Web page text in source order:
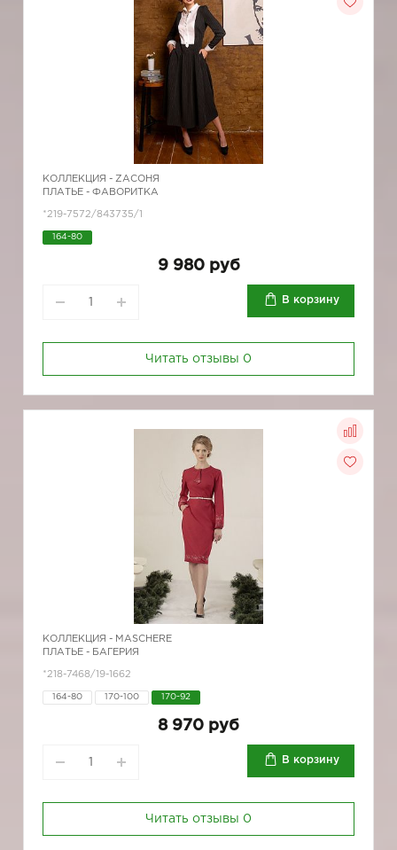
КОЛЛЕКЦИЯ - ZAСОНЯ
ПЛАТЬЕ - ФАВОРИТКА
*219-7572/843735/1
164-80
9 980 руб
В корзину
Читать отзывы 0
КОЛЛЕКЦИЯ - MASCHERE
ПЛАТЬЕ - БАГЕРИЯ
*218-7468/19-1662
164-80 170-100 170-92
8 970 руб
В корзину
Читать отзывы 0